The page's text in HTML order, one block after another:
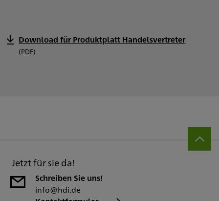
Download für Produktplatt Handelsvertreter
(PDF)
Jetzt für sie da!
Schreiben Sie uns!
info@hdi.de